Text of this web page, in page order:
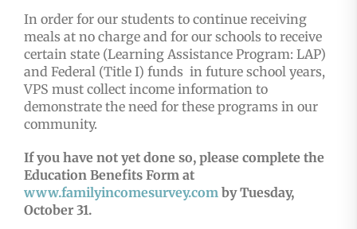
In order for our students to continue receiving
meals at no charge and for our schools to receive
certain state (Learning Assistance Program: LAP)
and Federal (Title I) funds in future school years,
VPS must collect income information to
demonstrate the need for these programs in our
community.
If you have not yet done so, please complete the
Education Benefits Form at
www.familyincomesurvey.comby Tuesday,
October 31.